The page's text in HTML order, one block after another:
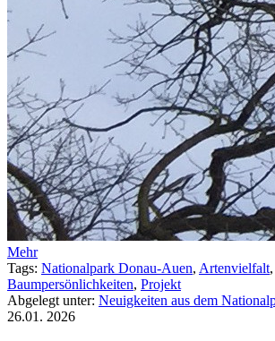
Mehr
Tags: Nationalpark Donau-Auen, Artenvielfalt,
Baumpersönlichkeiten, Projekt
Abgelegt unter: Neuigkeiten aus dem
26.01. 2026